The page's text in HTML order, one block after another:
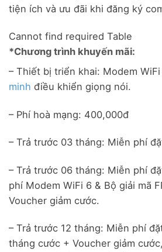
tiện ích và ưu đãi khi đăng ký
Cannot find required Table
*Chương trình khuyến mãi:
– Thiết bị triển khai: Modem
minh điều khiển giọng nói.
– Phí hoà mạng: 400,000đ
– Trả trước 03 tháng: Miễn phí
– Trả trước 06 tháng: Miễn phí
phí Modem WiFi 6 & Bộ giải mã
Voucher giảm cước.
– Trả trước 12 tháng: Miễn phí
tháng cước + Voucher giảm